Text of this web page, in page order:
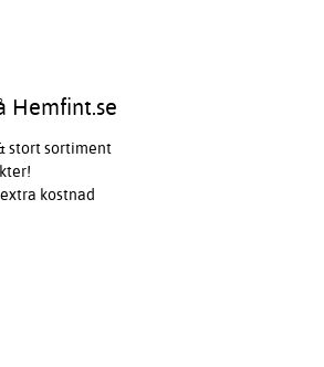
Hemfint.se
stort sortiment
kostnad